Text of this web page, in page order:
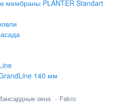
мембраны PLANTER Standart
140 мм
окна
Fakro